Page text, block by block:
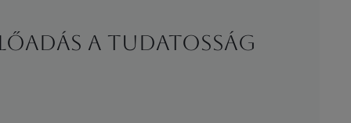
a Tudatosság